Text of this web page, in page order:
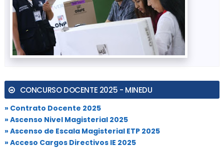
CONCURSO DOCENTE 2025 - MINEDU
» Contrato Docente 2025
» Ascenso Nivel Magisterial 2025
» Ascenso de Escala Magisterial ETP 2025
» Acceso Cargos Directivos IE 2025